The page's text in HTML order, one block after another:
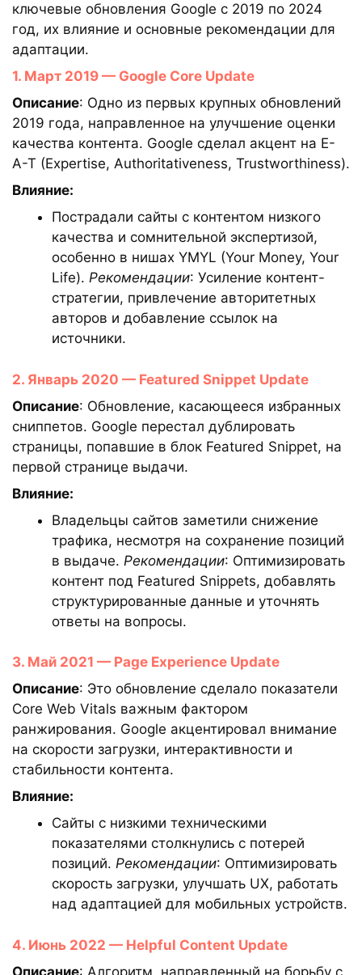
ключевые обновления Google с 2019 по 2024
год, их влияние и основные рекомендации для
адаптации.
1. Март 2019 — Google Core Update
Описание: Одно из первых крупных обновлений
2019 года, направленное на улучшение оценки
качества контента. Google сделал акцент на E-
A-T (Expertise, Authoritativeness, Trustworthiness).
Влияние:
Пострадали сайты с контентом низкого
качества и сомнительной экспертизой,
особенно в нишах YMYL (Your Money, Your
Life). Рекомендации: Усиление контент-
стратегии, привлечение авторитетных
авторов и добавление ссылок на
источники.
2. Январь 2020 — Featured Snippet Update
Описание: Обновление, касающееся избранных
сниппетов. Google перестал дублировать
страницы, попавшие в блок Featured Snippet, на
первой странице выдачи.
Влияние:
Владельцы сайтов заметили снижение
трафика, несмотря на сохранение позиций
в выдаче. Рекомендации: Оптимизировать
контент под Featured Snippets, добавлять
структурированные данные и уточнять
ответы на вопросы.
3. Май 2021 — Page Experience Update
Описание: Это обновление сделало показатели
Core Web Vitals важным фактором
ранжирования. Google акцентировал внимание
на скорости загрузки, интерактивности и
стабильности контента.
Влияние:
Сайты с низкими техническими
показателями столкнулись с потерей
позиций. Рекомендации: Оптимизировать
скорость загрузки, улучшать UX, работать
над адаптацией для мобильных устройств.
4. Июнь 2022 — Helpful Content Update
Описание: Алгоритм, направленный на борьбу с